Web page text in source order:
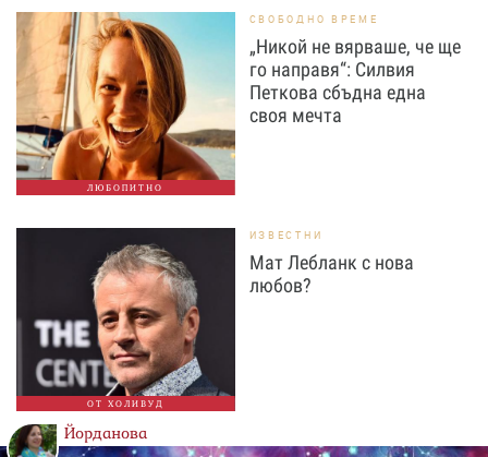
ЛЮБОПИТНО
СВОБОДНО ВРЕМЕ
„Никой не вярваше, че ще
го направя“: Силвия
Петкова сбъдна една
своя мечта
ОТ ХОЛИВУД
ИЗВЕСТНИ
Мат Лебланк с нова
любов?
Йорданова